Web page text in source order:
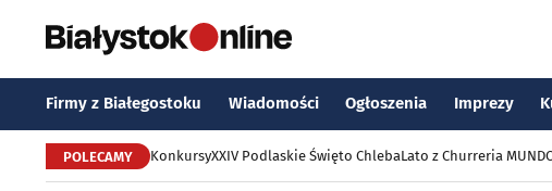
Firmy z Białegostoku Wiadomości Ogłoszenia Imprezy
POLECAMY KonkursyXXIV Podlaskie Święto ChlebaLato z Churreria